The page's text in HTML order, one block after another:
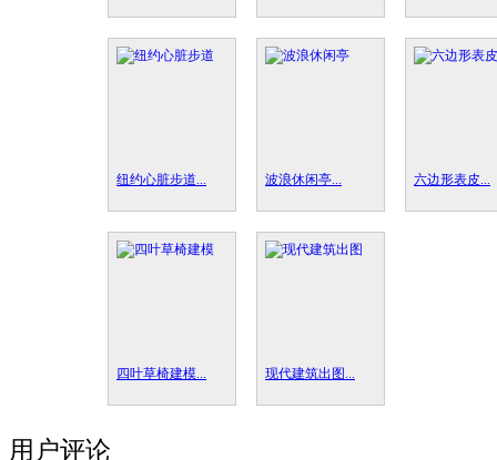
纽约心脏步道... 波浪休闲亭... 六边形表皮...
四叶草椅建模... 现代建筑出图...
用户评论